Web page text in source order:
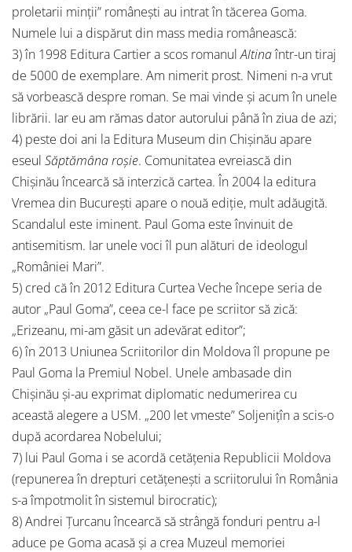
proletarii minții” românești au intrat în tăcerea Goma.
Numele lui a dispărut din mass media românească:
3) în 1998 Editura Cartier a scos romanulAltinaîntr-un tiraj
de 5000 de exemplare. Am nimerit prost. Nimeni n-a vrut
să vorbească despre roman. Se mai vinde și acum în unele
librării. Iar eu am rămas dator autorului până în ziua de azi;
4) peste doi ani la Editura Museum din Chișinău apare
eseul Săptămâna roșie. Comunitatea evreiască din
Chișinău încearcă să interzică cartea. În 2004 la editura
Vremea din București apare o nouă ediție, mult adăugită.
Scandalul este iminent. Paul Goma este învinuit de
antisemitism. Iar unele voci îl pun alături de ideologul
„României Mari”.
5) cred că în 2012 Editura Curtea Veche începe seria de
autor „Paul Goma”, ceea ce-l face pe scriitor să zică:
„Erizeanu, mi-am găsit un adevărat editor”;
6) în 2013 Uniunea Scriitorilor din Moldova îl propune pe
Paul Goma la Premiul Nobel. Unele ambasade din
Chișinău și-au exprimat diplomatic nedumerirea cu
această alegere a USM. „200 let vmeste” Soljenițîn a scis-o
după acordarea Nobelului;
7) lui Paul Goma i se acordă cetățenia Republicii Moldova
(repunerea în drepturi cetățenești a scriitorului în România
s-a împotmolit în sistemul birocratic);
8) Andrei Țurcanu încearcă să strângă fonduri pentru a-l
aduce pe Goma acasă și a crea Muzeul memoriei